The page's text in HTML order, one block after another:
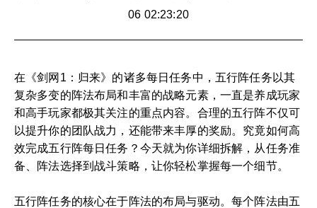
06 02:23:20
在《剑网1：归来》的诸多每日任务中，五行阵任务以其
复杂多变的阵法布局和丰富的战略元素，一直是养成玩家
和高手玩家都极其关注的重点内容。合理的五行阵不仅可
以提升你的团队战力，还能带来丰厚的奖励。究竟如何高
效完成五行阵每日任务？今天就为你详细拆解，从任务准
备、阵法选择到战斗策略，让你轻松掌握每一个细节。
五行阵任务的核心在于阵法的布局与驱动。每个阵法由五